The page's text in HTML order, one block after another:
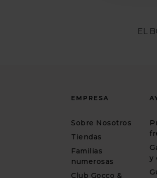
EL
EMPRESA
Sobre Nosotros
Tiendas
Familias
numerosas
Club Gocco &
y